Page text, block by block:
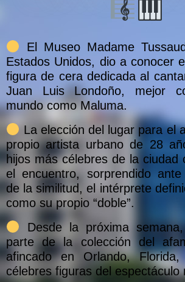
El Museo Madame
Estados Unidos, dio a conocer
figura de cera dedicada al
Juan Luis Londoño, mejor
mundo como Maluma.
La elección del lugar para el
propio artista urbano de 28
hijos más célebres de la ciudad
el encuentro, sorprendido
de la similitud, el intérprete
como su propio “doble”.
Desde la próxima
parte de la colección del
afincado en Orlando,
célebres figuras del espectáculo